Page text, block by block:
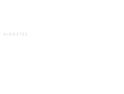
HIRDETÉS